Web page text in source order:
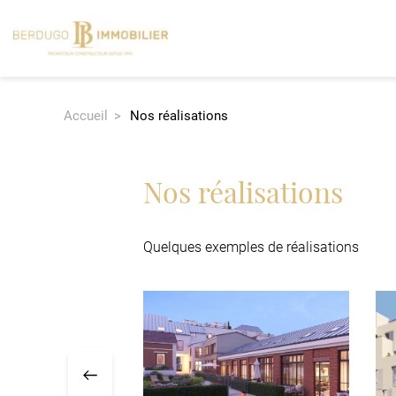
Nos réalisations
Accueil Nos réalisations
Nos réalisations
Quelques exemples de réalisations